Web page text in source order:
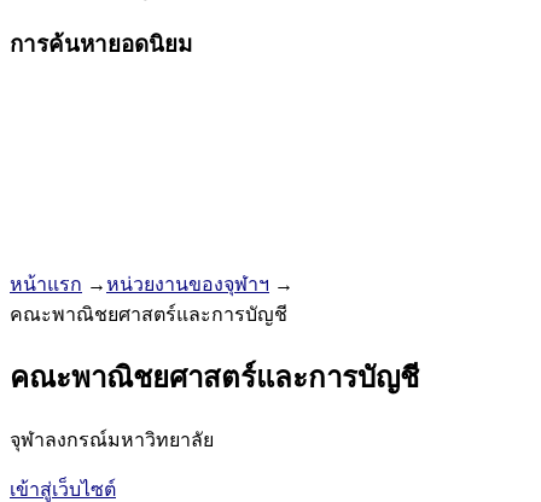
การค้นหายอดนิยม
หน้าแรก →หน่วยงานของจุฬาฯ →
คณะพาณิชยศาสตร์และการบัญชี
คณะพาณิชยศาสตร์และการบัญชี
จุฬาลงกรณ์มหาวิทยาลัย
เข้าสู่เว็บไซต์